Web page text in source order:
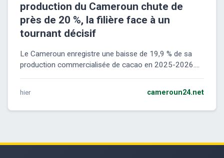
production du Cameroun chute de
près de 20 %, la filière face à un
tournant décisif
Le Cameroun enregistre une baisse de 19,9 % de sa
production commercialisée de cacao en 2025-2026....
hier cameroun24.net